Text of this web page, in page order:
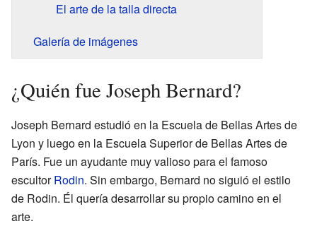
El arte de la talla directa
Galería de imágenes
¿Quién fue Joseph Bernard?
Joseph Bernard estudió en la Escuela de Bellas Artes de
Lyon y luego en la Escuela Superior de Bellas Artes de
París. Fue un ayudante muy valioso para el famoso
escultorRodin. Sin embargo, Bernard no siguió el estilo
de Rodin. Él quería desarrollar su propio camino en el
arte.